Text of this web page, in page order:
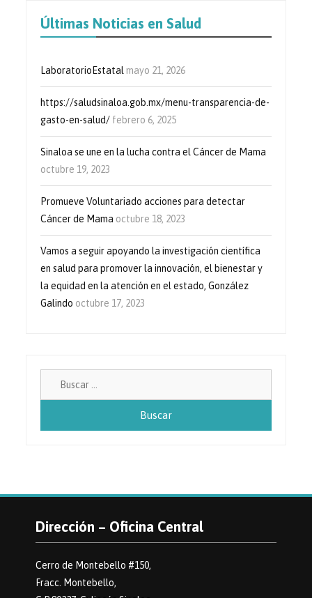
Últimas Noticias en Salud
LaboratorioEstatal mayo 21, 2026
https://saludsinaloa.gob.mx/menu-transparencia-de-
gasto-en-salud/ febrero 6, 2025
Sinaloa se une en la lucha contra el Cáncer de Mama
octubre 19, 2023
Promueve Voluntariado acciones para detectar
Cáncer de Mama octubre 18, 2023
Vamos a seguir apoyando la investigación científica
en salud para promover la innovación, el bienestar y
la equidad en la atención en el estado, González
Galindo octubre 17, 2023
Dirección – Oficina Central
Cerro de Montebello #150,
Fracc. Montebello,